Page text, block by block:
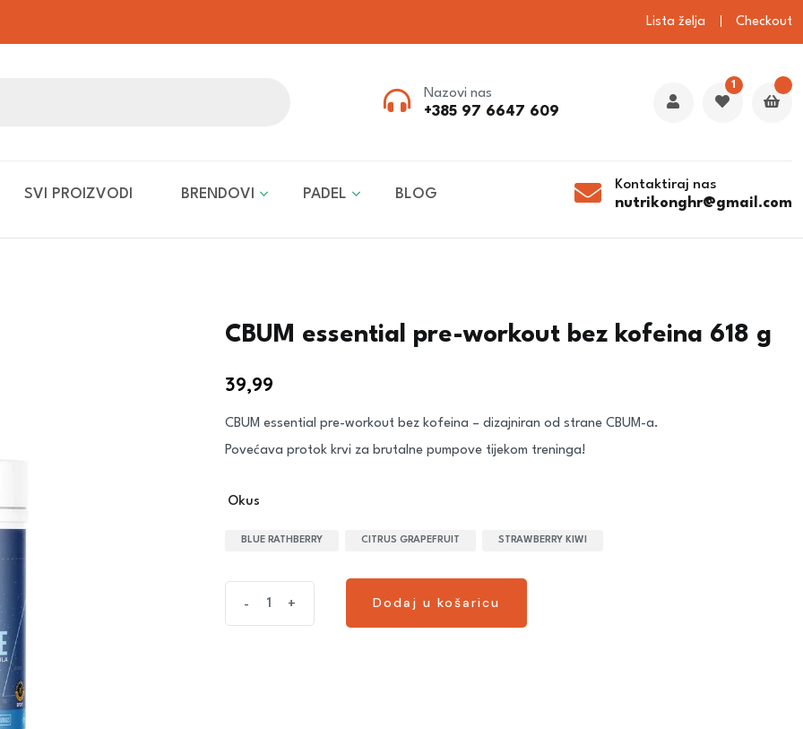
Lista želja Checkout
Nazovi nas
+385 97 6647 609
1
SVI PROIZVODI BRENDOVI PADEL BLOG
Kontaktiraj nas
nutrikonghr@gmail.com
CBUM essential pre-workout bez kofeina 618 g
39,99
CBUM essential pre-workout bez kofeina – dizajniran od strane CBUM-a.
Povećava protok krvi za brutalne pumpove tijekom treninga!
Okus
BLUE RATHBERRY CITRUS GRAPEFRUIT STRAWBERRY KIWI
- + Dodaj u košaricu